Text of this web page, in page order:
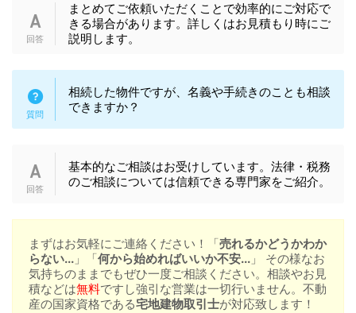
まとめてご依頼いただくことで効率的にご対応で
きる場合があります。詳しくはお見積もり時にご
説明します。
相続した物件ですが、名義や手続きのことも相談
できますか？
基本的なご相談はお受けしています。法律・税務
のご相談については信頼できる専門家をご紹介。
まずはお気軽にご連絡ください！「売れるかどうかわか
らない... 」「何から始めればいいか不安... 」 その様なお
気持ちのままでもぜひ一度ご相談ください。相談やお見
積などは無料ですし強引な営業は一切行いません。不動
産の国家資格である宅地建物取引士が対応致します！